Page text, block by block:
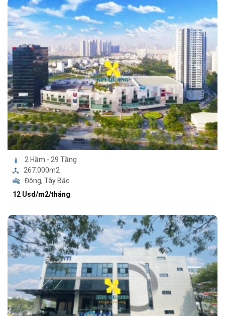
2 Hầm - 29 Tầng
267.000m2
Đông, Tây Bắc
12 Usd/m2/tháng